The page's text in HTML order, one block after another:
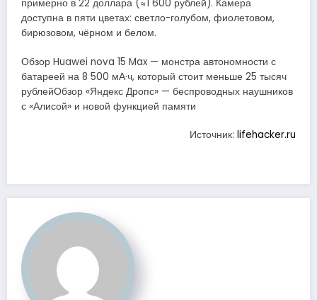
примерно в 22 доллара (≈1 600 рублей). Камера
доступна в пяти цветах: светло-голубом, фиолетовом,
бирюзовом, чёрном и белом.
Обзор Huawei nova 15 Max — монстра автономности с
батареей на 8 500 мА·ч, который стоит меньше 25 тысяч
рублейОбзор «Яндекс Дропс» — беспроводных наушников
с «Алисой» и новой функцией памяти
Источник: lifehacker.ru